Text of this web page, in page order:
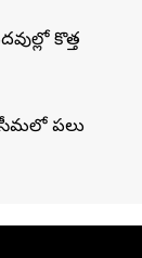
కొత్త
పలు